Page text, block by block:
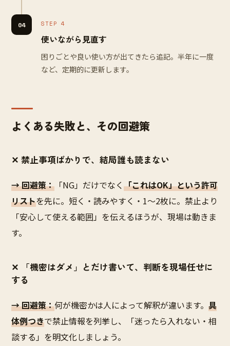
04 STEP 4
使いながら見直す
困りごとや良い使い方が出てきたら追記。半年に一度
など、定期的に更新します。
よくある失敗と、その回避策
✕ 禁止事項ばかりで、結局誰も読まない
→ 回避策： 「NG」だけでなく「これはOK」という許可
リストを先に。短く・読みやすく・1〜2枚に。禁止より
「安心して使える範囲」を伝えるほうが、現場は動きま
す。
✕ 「機密はダメ」とだけ書いて、判断を現場任せに
する
→ 回避策：何が機密かは人によって解釈が違います。 具
体例つきで禁止情報を列挙し、「迷ったら入れない・相
談する」を明文化しましょう。